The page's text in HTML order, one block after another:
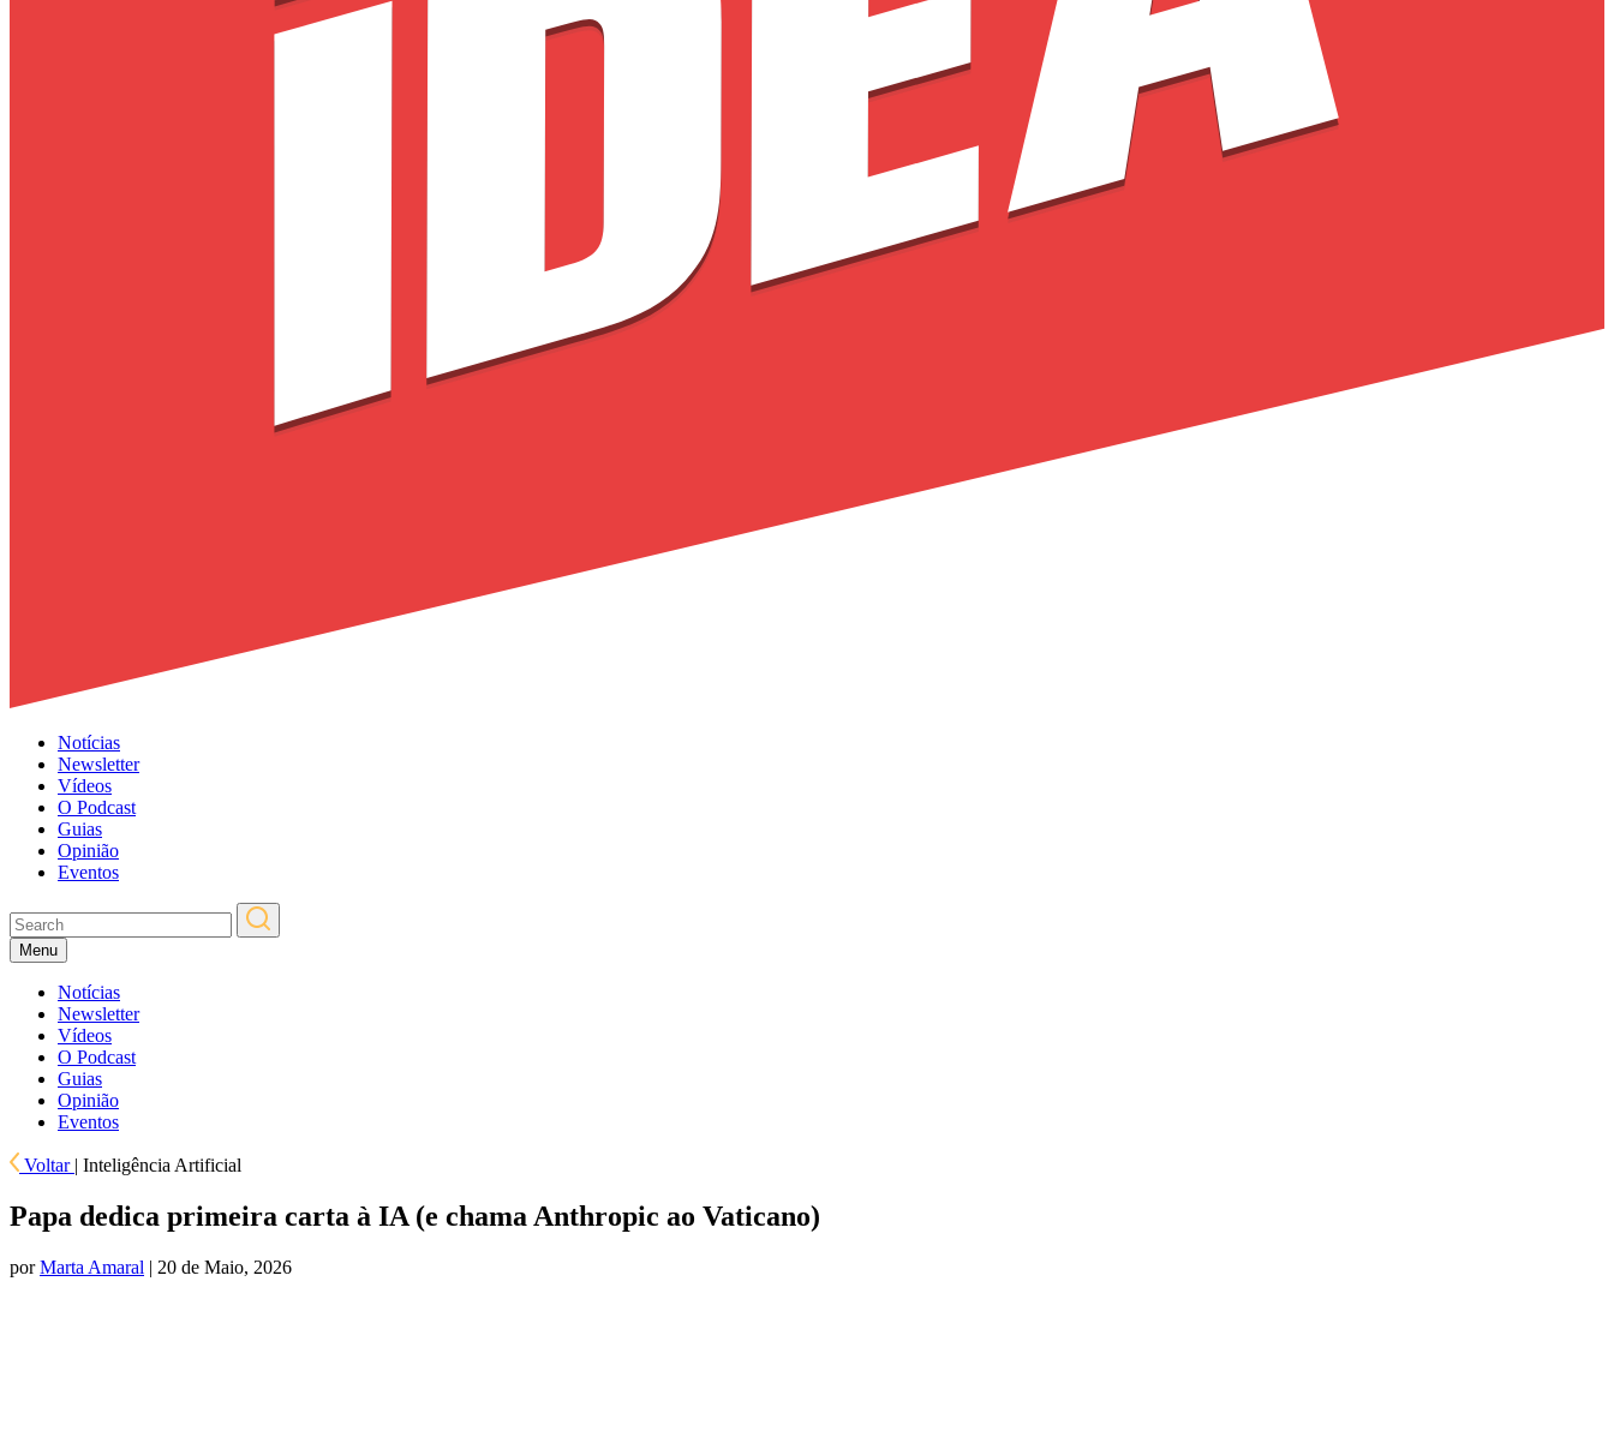
Notícias
Newsletter
Vídeos
O Podcast
Guias
Opinião
Eventos
Menu
Notícias
Newsletter
Vídeos
O Podcast
Guias
Opinião
Eventos
Voltar | Inteligência Artificial
Papa dedica primeira carta à IA (e chama Anthropic ao Vaticano)
porMarta Amaral | 20 de Maio, 2026